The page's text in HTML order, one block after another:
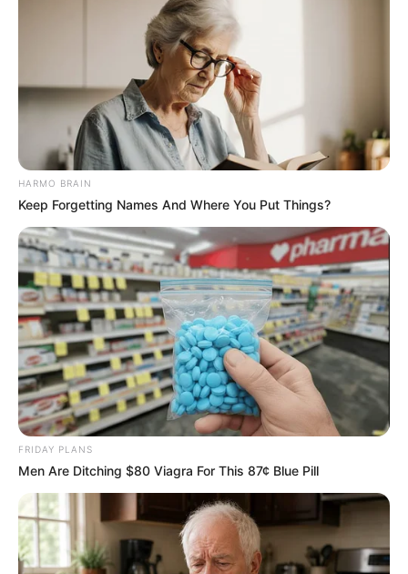
HARMO BRAIN
Keep Forgetting Names And Where You Put Things?
FRIDAY PLANS
Men Are Ditching $80 Viagra For This 87¢ Blue Pill